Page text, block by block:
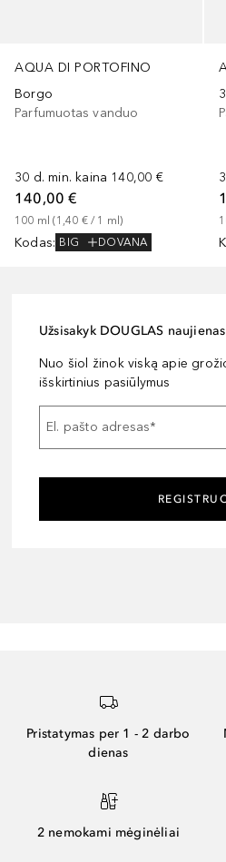
AQUA DI PORTOFINO
Borgo
Parfumuotas vanduo
30 d. min. kaina 140,00 €
140,00 €
100 ml (1,40 € / 1 ml)
Kodas: BIG DOVANA
Užsisakyk DOUGLAS
Nuo šiol žinok viską apie
išskirtinius pasiūlymus
El. pašto adresas*
Pristatymas per 1 - 2 darbo
dienas
2 nemokami mėginėliai